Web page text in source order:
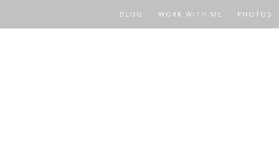
BLOG WORK WITH ME PHOTOS